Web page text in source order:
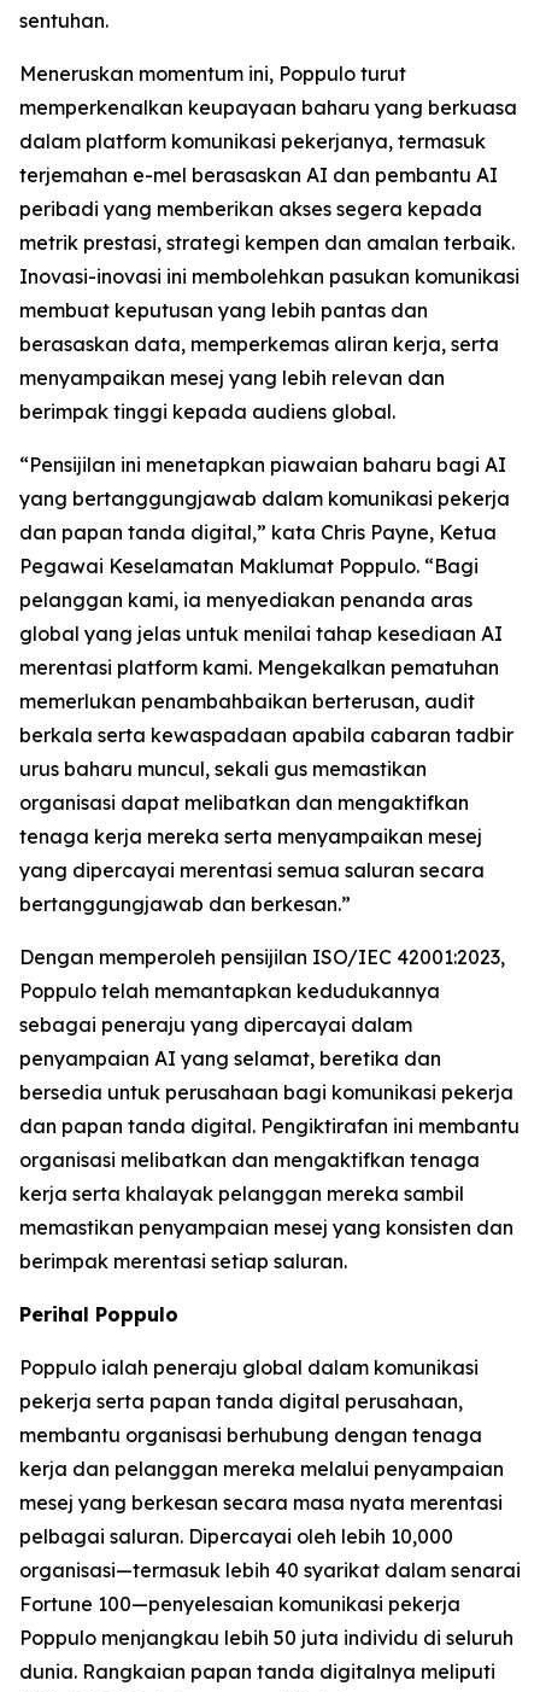
sentuhan.
Meneruskan momentum ini, Poppulo turut
memperkenalkan keupayaan baharu yang berkuasa
dalam platform komunikasi pekerjanya, termasuk
terjemahan e-mel berasaskan AI dan pembantu AI
peribadi yang memberikan akses segera kepada
metrik prestasi, strategi kempen dan amalan terbaik.
Inovasi-inovasi ini membolehkan pasukan komunikasi
membuat keputusan yang lebih pantas dan
berasaskan data, memperkemas aliran kerja, serta
menyampaikan mesej yang lebih relevan dan
berimpak tinggi kepada audiens global.
“Pensijilan ini menetapkan piawaian baharu bagi AI
yang bertanggungjawab dalam komunikasi pekerja
dan papan tanda digital,” kata Chris Payne, Ketua
Pegawai Keselamatan Maklumat Poppulo. “Bagi
pelanggan kami, ia menyediakan penanda aras
global yang jelas untuk menilai tahap kesediaan AI
merentasi platform kami. Mengekalkan pematuhan
memerlukan penambahbaikan berterusan, audit
berkala serta kewaspadaan apabila cabaran tadbir
urus baharu muncul, sekali gus memastikan
organisasi dapat melibatkan dan mengaktifkan
tenaga kerja mereka serta menyampaikan mesej
yang dipercayai merentasi semua saluran secara
bertanggungjawab dan berkesan.”
Dengan memperoleh pensijilan ISO/IEC 42001:2023,
Poppulo telah memantapkan kedudukannya
sebagai peneraju yang dipercayai dalam
penyampaian AI yang selamat, beretika dan
bersedia untuk perusahaan bagi komunikasi pekerja
dan papan tanda digital. Pengiktirafan ini membantu
organisasi melibatkan dan mengaktifkan tenaga
kerja serta khalayak pelanggan mereka sambil
memastikan penyampaian mesej yang konsisten dan
berimpak merentasi setiap saluran.
Perihal Poppulo
Poppulo ialah peneraju global dalam komunikasi
pekerja serta papan tanda digital perusahaan,
membantu organisasi berhubung dengan tenaga
kerja dan pelanggan mereka melalui penyampaian
mesej yang berkesan secara masa nyata merentasi
pelbagai saluran. Dipercayai oleh lebih 10,000
organisasi—termasuk lebih 40 syarikat dalam senarai
Fortune 100—penyelesaian komunikasi pekerja
Poppulo menjangkau lebih 50 juta individu di seluruh
dunia. Rangkaian papan tanda digitalnya meliputi